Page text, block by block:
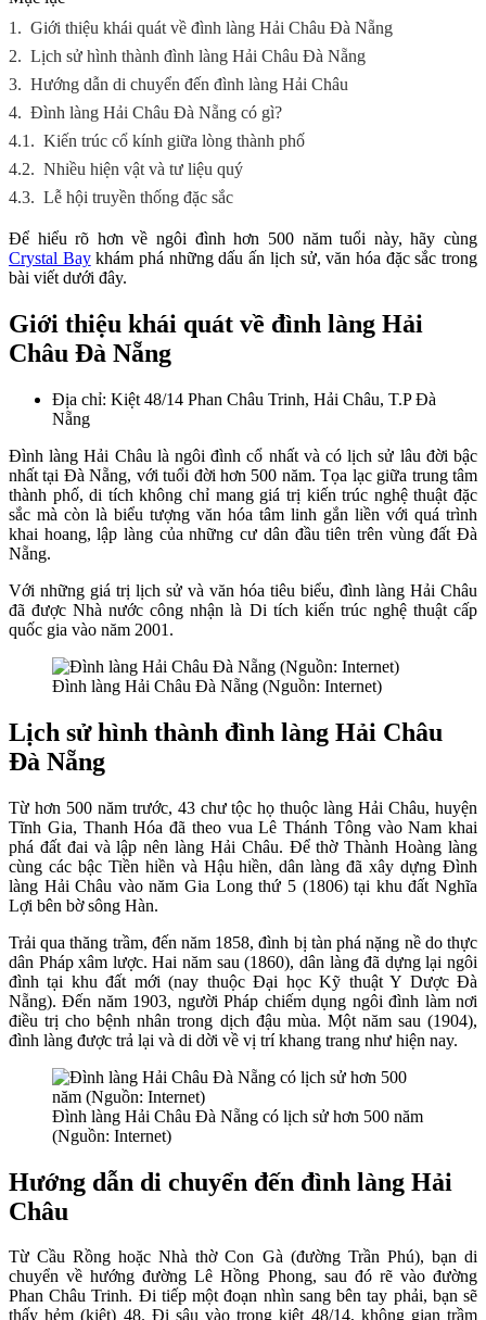
1. Giới thiệu khái quát về đình làng Hải Châu Đà Nẵng
2. Lịch sử hình thành đình làng Hải Châu Đà Nẵng
3. Hướng dẫn di chuyển đến đình làng Hải Châu
4. Đình làng Hải Châu Đà Nẵng có gì?
4.1. Kiến trúc cổ kính giữa lòng thành phố
4.2. Nhiều hiện vật và tư liệu quý
4.3. Lễ hội truyền thống đặc sắc
Để hiểu rõ hơn về ngôi đình hơn 500 năm tuổi này, hãy cùng
Crystal Baykhám phá những dấu ấn lịch sử, văn hóa đặc sắc trong
bài viết dưới đây.
Giới thiệu khái quát về đình làng Hải
Châu Đà Nẵng
Địa chỉ: Kiệt 48/14 Phan Châu Trinh, Hải Châu, T.P Đà
Nẵng
Đình làng Hải Châu là ngôi đình cổ nhất và có lịch sử lâu đời bậc
nhất tại Đà Nẵng, với tuổi đời hơn 500 năm. Tọa lạc giữa trung tâm
thành phố, di tích không chỉ mang giá trị kiến trúc nghệ thuật đặc
sắc mà còn là biểu tượng văn hóa tâm linh gắn liền với quá trình
khai hoang, lập làng của những cư dân đầu tiên trên vùng đất Đà
Nẵng.
Với những giá trị lịch sử và văn hóa tiêu biểu, đình làng Hải Châu
đã được Nhà nước công nhận là Di tích kiến trúc nghệ thuật cấp
quốc gia vào năm 2001.
Đình làng Hải Châu Đà Nẵng (Nguồn: Internet)
Lịch sử hình thành đình làng Hải Châu
Đà Nẵng
Từ hơn 500 năm trước, 43 chư tộc họ thuộc làng Hải Châu, huyện
Tĩnh Gia, Thanh Hóa đã theo vua Lê Thánh Tông vào Nam khai
phá đất đai và lập nên làng Hải Châu. Để thờ Thành Hoàng làng
cùng các bậc Tiền hiền và Hậu hiền, dân làng đã xây dựng Đình
làng Hải Châu vào năm Gia Long thứ 5 (1806) tại khu đất Nghĩa
Lợi bên bờ sông Hàn.
Trải qua thăng trầm, đến năm 1858, đình bị tàn phá nặng nề do thực
dân Pháp xâm lược. Hai năm sau (1860), dân làng đã dựng lại ngôi
đình tại khu đất mới (nay thuộc Đại học Kỹ thuật Y Dược Đà
Nẵng). Đến năm 1903, người Pháp chiếm dụng ngôi đình làm nơi
điều trị cho bệnh nhân trong dịch đậu mùa. Một năm sau (1904),
đình làng được trả lại và di dời về vị trí khang trang như hiện nay.
Đình làng Hải Châu Đà Nẵng có lịch sử hơn 500 năm
(Nguồn: Internet)
Hướng dẫn di chuyển đến đình làng Hải
Châu
Từ Cầu Rồng hoặc Nhà thờ Con Gà (đường Trần Phú), bạn di
chuyển về hướng đường Lê Hồng Phong, sau đó rẽ vào đường
Phan Châu Trinh. Đi tiếp một đoạn nhìn sang bên tay phải, bạn sẽ
thấy hẻm (kiệt) 48. Đi sâu vào trong kiệt 48/14, không gian trầm